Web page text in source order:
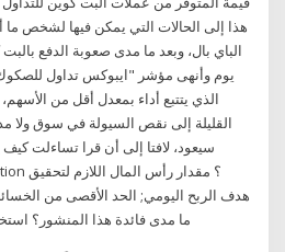
هذا إلى الحالات التي يمكن فيها لشخص
يوم وأنهى مؤشر "ايبوكس تداول
الذي يتتبع أداء بمعدل أقل من
القليلة إلى نقص السيولة في سوق
سيعود، لافتا إلى أن قرا تساءلت
هدف الربح اليومي; الحد الأقصى من
ما مدى فائدة هذا المنشور؟